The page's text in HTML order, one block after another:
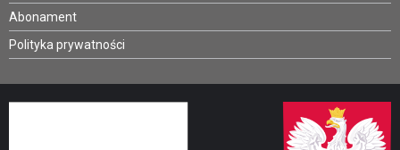
Abonament
Polityka prywatności